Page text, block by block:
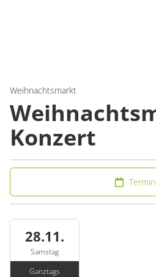
Weihnachtsmarkt
Konzert
28.11.
Samstag
Ganztags